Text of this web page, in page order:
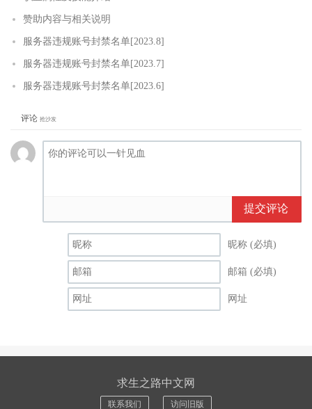
赞助内容与相关说明
服务器违规账号封禁名单[2023.8]
服务器违规账号封禁名单[2023.7]
服务器违规账号封禁名单[2023.6]
评论 抢沙发
提交评论
昵称 (必填)
邮箱 (必填)
网址
求生之路中文网
联系我们 访问旧版